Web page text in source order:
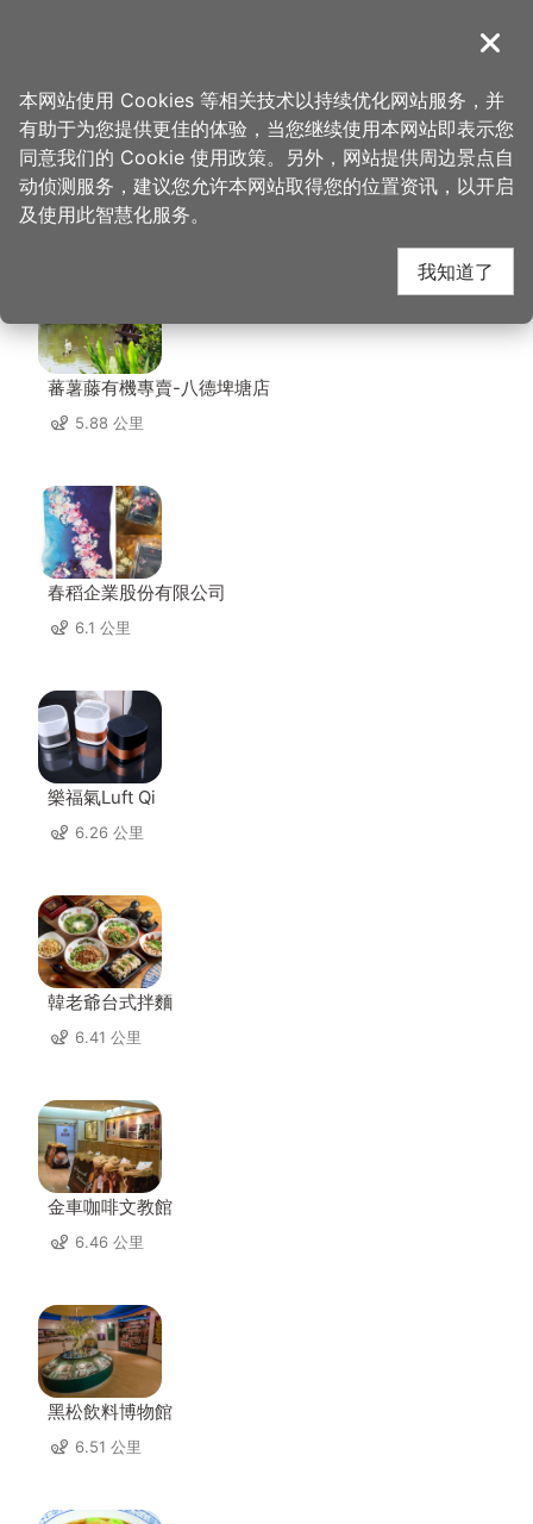
導覽
首页 > 想去的地方 > 美食、购物 > 翻转甜点
翻转甜点 周边店家
蕃薯藤有機專賣-八德埤塘店
5.88 公里
春稻企業股份有限公司
6.1 公里
樂福氣Luft Qi
6.26 公里
韓老爺台式拌麵
6.41 公里
金車咖啡文教館
6.46 公里
黑松飲料博物館
6.51 公里
关闭
本网站使用 Cookies 等相关技术以持续优化网站服务，并
有助于为您提供更佳的体验，当您继续使用本网站即表示您
同意我们的 Cookie 使用政策。另外，网站提供周边景点自
动侦测服务，建议您允许本网站取得您的位置资讯，以开启
及使用此智慧化服务。
我知道了